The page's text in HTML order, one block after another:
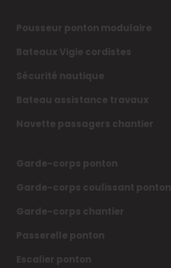
Pousseur ponton modulaire
Bateaux Vigie cordistes
Sécurité nautique
Bateau assistance travaux
Navette passagers chantier
Garde-corps ponton
Garde-corps coulissant ponton
Garde-corps chantier
Passerelle ponton
Escalier ponton